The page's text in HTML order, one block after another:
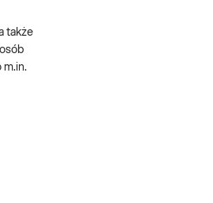
także